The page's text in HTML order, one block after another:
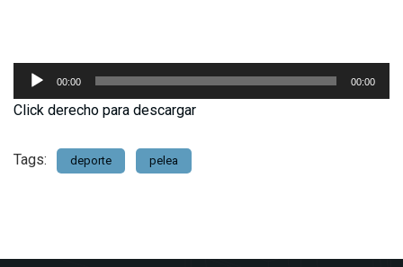
Reproductor
de
audio
00:00 00:00
Click derecho para descargar
Tags: deporte pelea